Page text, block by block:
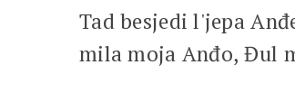
Tad besjedi l'jepa
mila moja Anđo, Đul